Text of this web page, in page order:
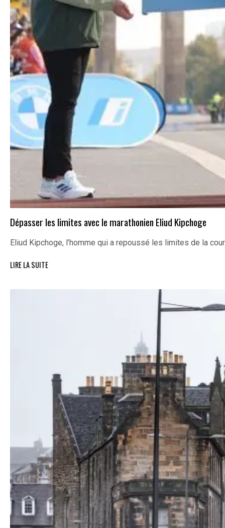
Dépasser les limites avec le marathonien Eliud Kipchoge
Eliud Kipchoge, l’homme qui a repoussé les limites de la
LIRE LA SUITE